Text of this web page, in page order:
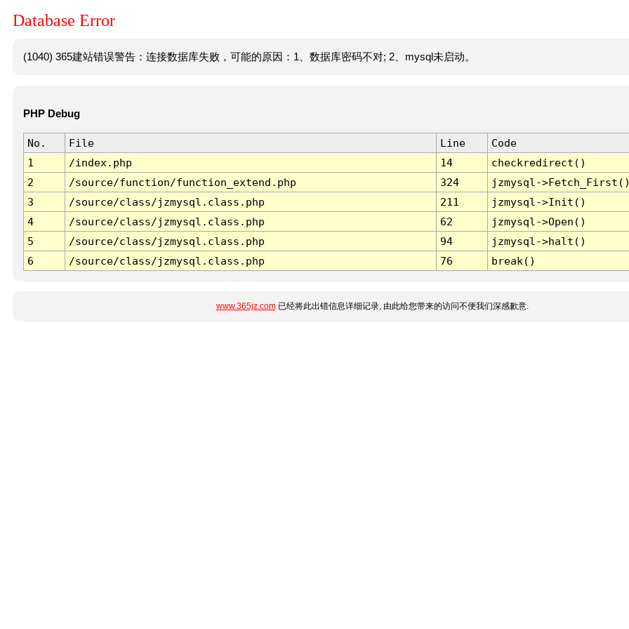
Database Error
(1040) 365建站错误警告：连接数据库失败，可能的原因：1、数据库密码不对; 2、mysql未启动。
PHP Debug
No. File Line
Code
1
/index.php 14
checkredirect()
2
/source/function/function_extend.php 324
jzmysql-
3
/source/class/jzmysql.class.php 211
jzmysql->Init()
4
/source/class/jzmysql.class.php 62
jzmysql->Open()
5
/source/class/jzmysql.class.php 94
jzmysql->halt()
6
/source/class/jzmysql.class.php 76 break()
www.365jz.com已经将此出错信息详细记录, 由此给您带来的访问不便我们深感歉意.